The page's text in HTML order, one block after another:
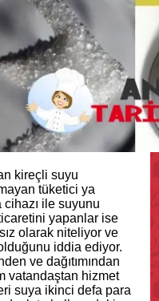
kireçli suyu
tüketici ya
cihazı ile suyunu
yapanlar ise
olarak niteliyor ve
iddia ediyor.
ve dağıtımından
vatandaştan hizmet
suya ikinci defa para